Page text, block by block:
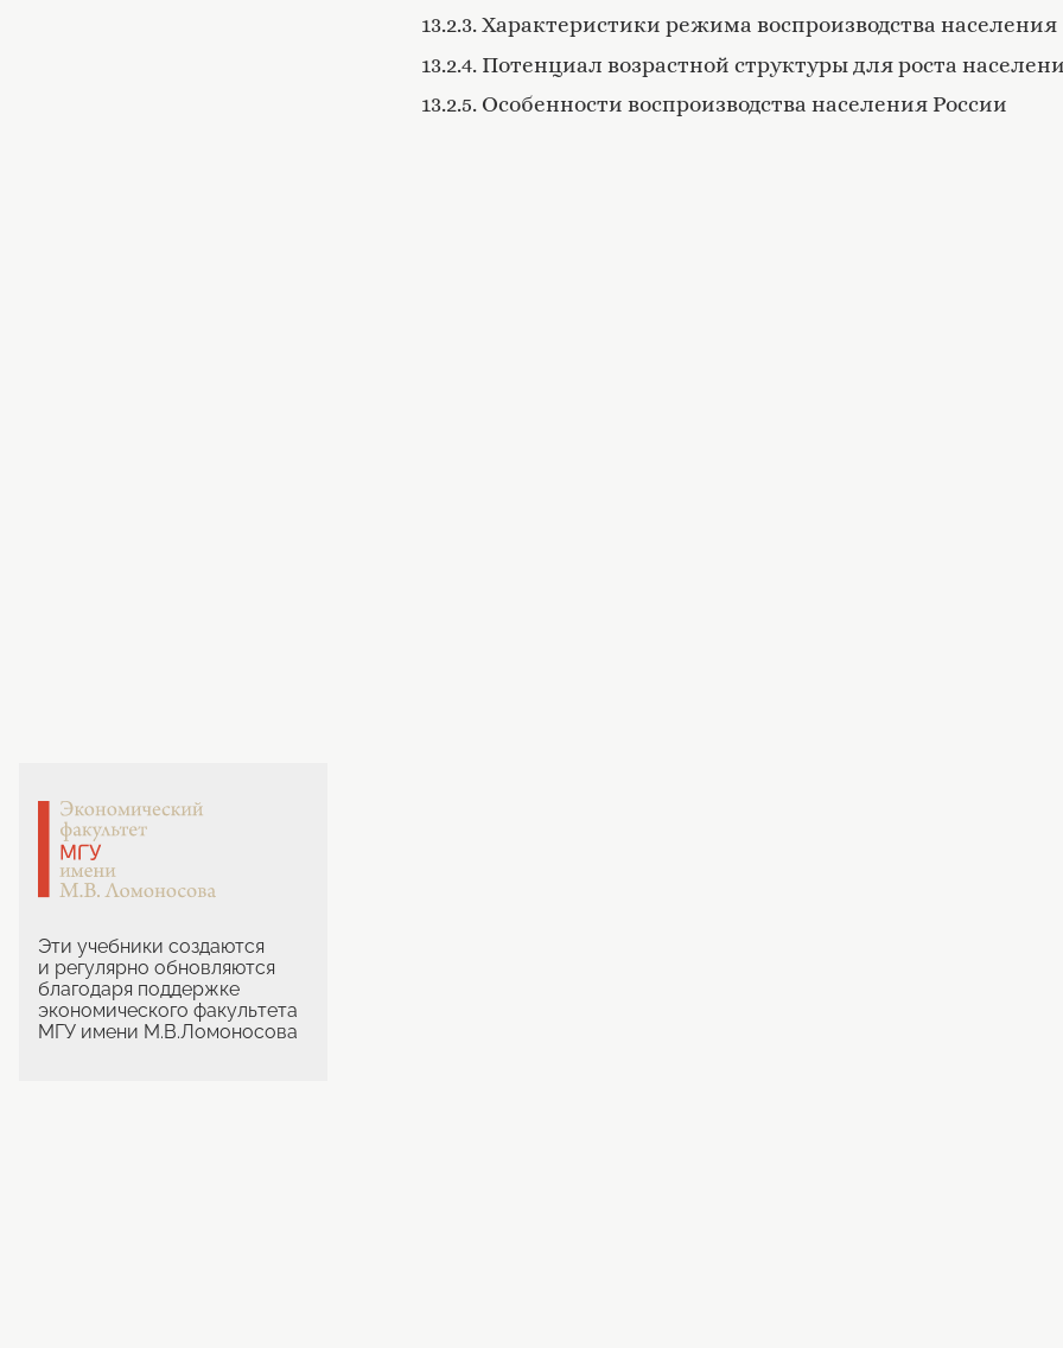
Эти учебники создаются
и регулярно обновляются
благодаря поддержке
экономического факультета
МГУ имени М.В.Ломоносова
13.2.3. Характеристики режима воспроизводства населения
13.2.4. Потенциал возрастной структуры для роста
13.2.5. Особенности воспроизводства населения России